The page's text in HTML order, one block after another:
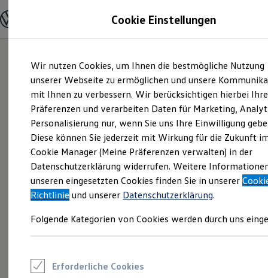
Hauptinhalt
springen
Footer
springen
Modelle und Konfigurator
Modelle vergleichen
Elektroautos
ENERGY Sondermodelle
Nutzfahrzeuge
SUV und CUV
Familienautos
Kombis
Kompaktwagen
Sportwagen
Schnell verfügbare Fahrzeuge
Angebote und Produkte
Aktuelle Angebote
E-Auto-Förderung
Volkswagen Marktplatz
Junge Gebrauchtwagen und Gebrauchtwagen
Saisonangebote
Cookie Einstellungen
Wir nutzen Cookies, um Ihnen die bestmögliche Nutzung
unserer Webseite zu ermöglichen und unsere
mit Ihnen zu verbessern. Wir berücksichtigen hierbei Ihre
Präferenzen und verarbeiten Daten für Marketing,
Personalisierung nur, wenn Sie uns Ihre Einwilligung
Diese können Sie jederzeit mit Wirkung für die Zukunft
Cookie Manager (Meine Präferenzen verwalten) in der
Datenschutzerklärung widerrufen. Weitere
unseren eingesetzten Cookies finden Sie in unserer
Richtlinie und unserer Datenschutzerklärung.
Folgende Kategorien von Cookies werden durch uns
Erforderliche Cookies